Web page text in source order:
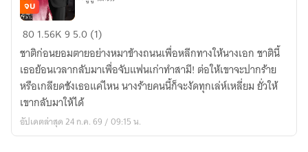
หมู่บ้าน
เกิด
ใหม่
ชาติ
นี้
ขอ
เลิก
เป็น
จบ
801.56K9 5.0 (1)
ชาติก่อนยอมตายอย่างหมาข้างถนนเพื่อหลีกทางให้นางเอก ชาตินี้
เธอย้อนเวลากลับมาเพื่อจับแฟนเก่าทำสามี! ต่อให้เขาจะปากร้าย
หรือเกลียดชังเธอแค่ไหน นางร้ายคนนี้ก็จะงัดทุกเล่ห์เหลี่ยม ยั่วให้
เขากลับมาให้ได้
อัปเดตล่าสุด 24 ก.ค. 69 / 09:15 น.